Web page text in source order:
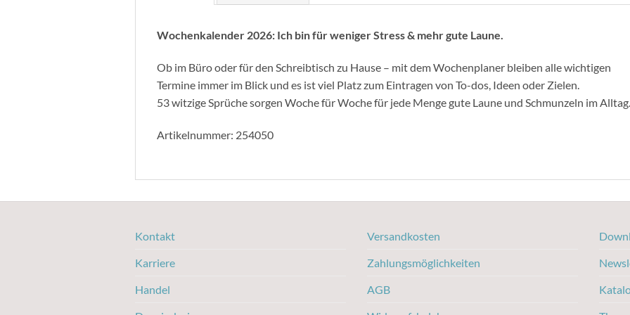
Wochenkalender 2026: Ich bin für weniger Stress & mehr gute Laune.
Ob im Büro oder für den Schreibtisch zu Hause – mit dem Wochenplaner bleiben alle wichtigen
Termine immer im Blick und es ist viel Platz zum Eintragen von To-dos, Ideen oder Zielen.
53 witzige Sprüche sorgen Woche für Woche für jede Menge gute Laune und Schmunzeln im Alltag.
Artikelnummer: 254050
Kontakt
Karriere
Handel
Versandkosten
Zahlungsmöglichkeiten
AGB